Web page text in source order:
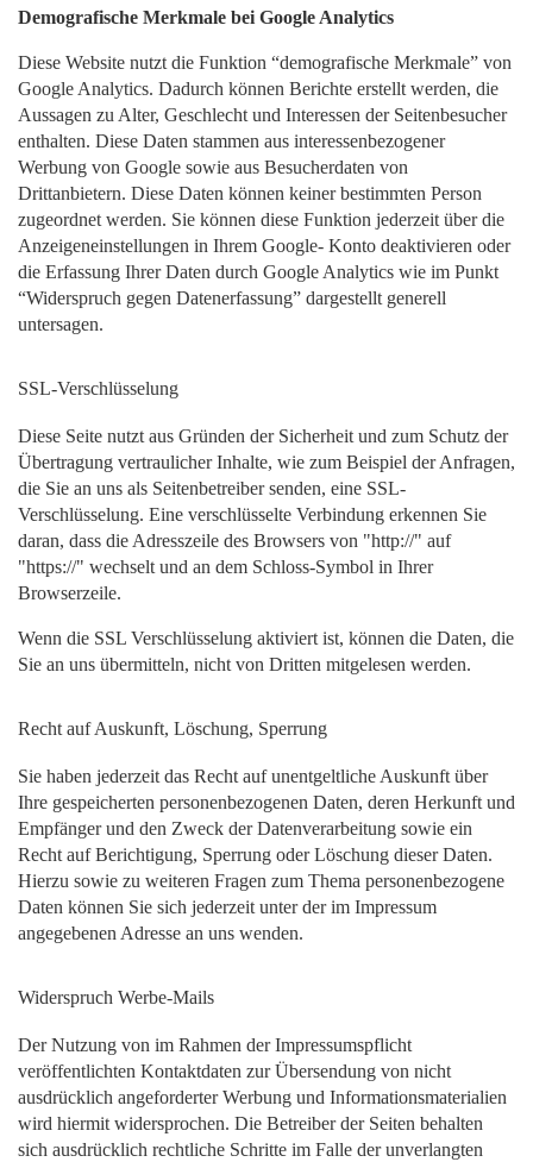
Demografische Merkmale bei Google Analytics
Diese Website nutzt die Funktion “demografische Merkmale” von
Google Analytics. Dadurch können Berichte erstellt werden, die
Aussagen zu Alter, Geschlecht und Interessen der Seitenbesucher
enthalten. Diese Daten stammen aus interessenbezogener
Werbung von Google sowie aus Besucherdaten von
Drittanbietern. Diese Daten können keiner bestimmten Person
zugeordnet werden. Sie können diese Funktion jederzeit über die
Anzeigeneinstellungen in Ihrem Google- Konto deaktivieren oder
die Erfassung Ihrer Daten durch Google Analytics wie im Punkt
“Widerspruch gegen Datenerfassung” dargestellt generell
untersagen.
SSL-Verschlüsselung
Diese Seite nutzt aus Gründen der Sicherheit und zum Schutz der
Übertragung vertraulicher Inhalte, wie zum Beispiel der Anfragen,
die Sie an uns als Seitenbetreiber senden, eine SSL-
Verschlüsselung. Eine verschlüsselte Verbindung erkennen Sie
daran, dass die Adresszeile des Browsers von "http://" auf
"https://" wechselt und an dem Schloss-Symbol in Ihrer
Browserzeile.
Wenn die SSL Verschlüsselung aktiviert ist, können die Daten, die
Sie an uns übermitteln, nicht von Dritten mitgelesen werden.
Recht auf Auskunft, Löschung, Sperrung
Sie haben jederzeit das Recht auf unentgeltliche Auskunft über
Ihre gespeicherten personenbezogenen Daten, deren Herkunft und
Empfänger und den Zweck der Datenverarbeitung sowie ein
Recht auf Berichtigung, Sperrung oder Löschung dieser Daten.
Hierzu sowie zu weiteren Fragen zum Thema personenbezogene
Daten können Sie sich jederzeit unter der im Impressum
angegebenen Adresse an uns wenden.
Widerspruch Werbe-Mails
Der Nutzung von im Rahmen der Impressumspflicht
veröffentlichten Kontaktdaten zur Übersendung von nicht
ausdrücklich angeforderter Werbung und Informationsmaterialien
wird hiermit widersprochen. Die Betreiber der Seiten behalten
sich ausdrücklich rechtliche Schritte im Falle der unverlangten